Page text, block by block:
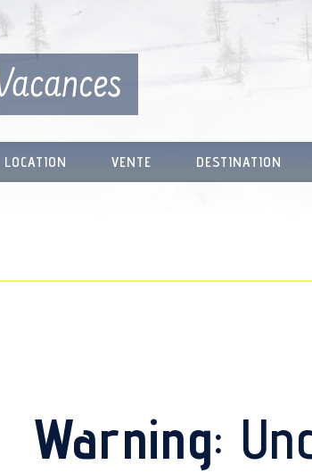
LOCATION VENTE DESTINATION
Warning: